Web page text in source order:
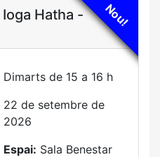
Nou!
Hatha -
Dimarts de 15 a 16 h
22 de setembre de
2026
Espai: Sala Benestar